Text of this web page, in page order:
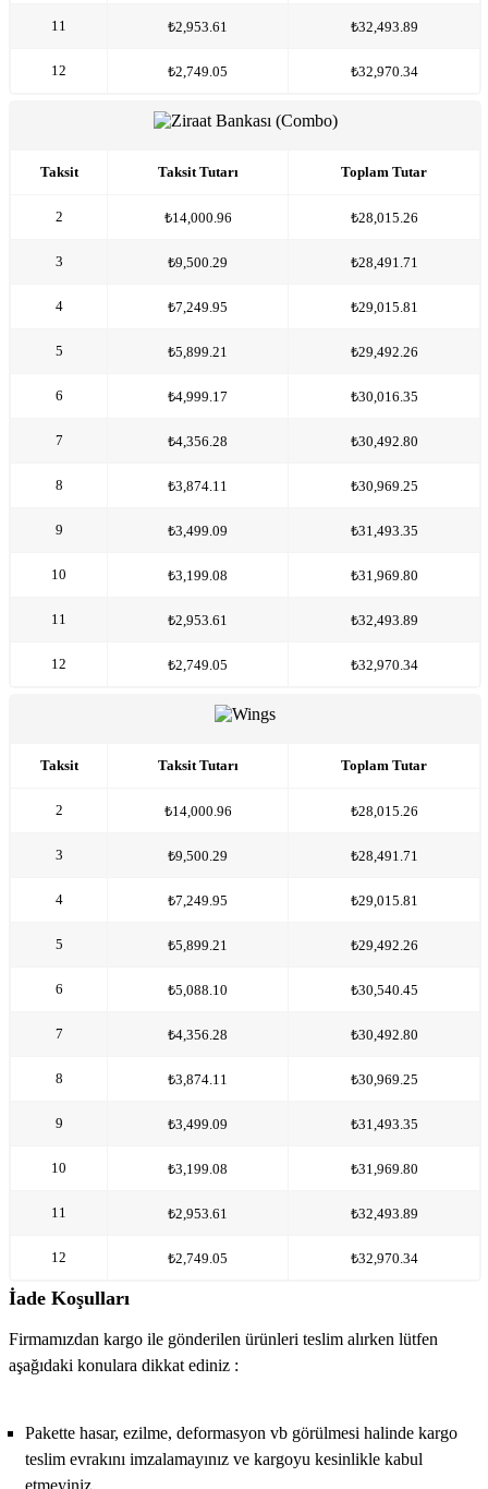
11 ₺2,953.61 ₺32,493.89
12 ₺2,749.05 ₺32,970.34
Taksit Taksit Tutarı Toplam Tutar
2 ₺14,000.96 ₺28,015.26
3 ₺9,500.29 ₺28,491.71
4 ₺7,249.95 ₺29,015.81
5 ₺5,899.21 ₺29,492.26
6 ₺4,999.17 ₺30,016.35
7 ₺4,356.28 ₺30,492.80
8 ₺3,874.11 ₺30,969.25
9 ₺3,499.09 ₺31,493.35
10 ₺3,199.08 ₺31,969.80
11 ₺2,953.61 ₺32,493.89
12 ₺2,749.05 ₺32,970.34
Taksit Taksit Tutarı Toplam Tutar
2 ₺14,000.96 ₺28,015.26
3 ₺9,500.29 ₺28,491.71
4 ₺7,249.95 ₺29,015.81
5 ₺5,899.21 ₺29,492.26
6 ₺5,088.10 ₺30,540.45
7 ₺4,356.28 ₺30,492.80
8 ₺3,874.11 ₺30,969.25
9 ₺3,499.09 ₺31,493.35
10 ₺3,199.08 ₺31,969.80
11 ₺2,953.61 ₺32,493.89
12 ₺2,749.05 ₺32,970.34
İade Koşulları
Firmamızdan kargo ile gönderilen ürünleri teslim alırken lütfen
aşağıdaki konulara dikkat ediniz :
Pakette hasar, ezilme, deformasyon vb görülmesi halinde kargo
teslim evrakını imzalamayınız ve kargoyu kesinlikle kabul
etmeyiniz.